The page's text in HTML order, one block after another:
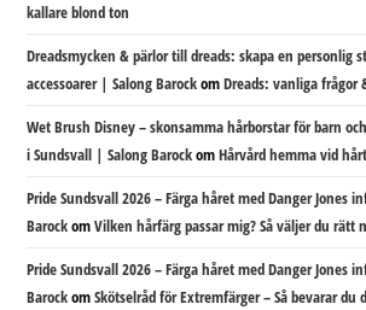
kallare blond ton
Dreadsmycken & pärlor till dreads: skapa en personlig
accessoarer | Salong BarockomDreads: vanliga
Wet Brush Disney – skonsamma hårborstar för barn
i Sundsvall | Salong BarockomHårvård hemma vid
Pride Sundsvall 2026 – Färga håret med Danger Jones
BarockomVilken hårfärg passar mig? Så väljer du rätt
Pride Sundsvall 2026 – Färga håret med Danger Jones
BarockomSkötselråd för Extremfärger – Så bevarar